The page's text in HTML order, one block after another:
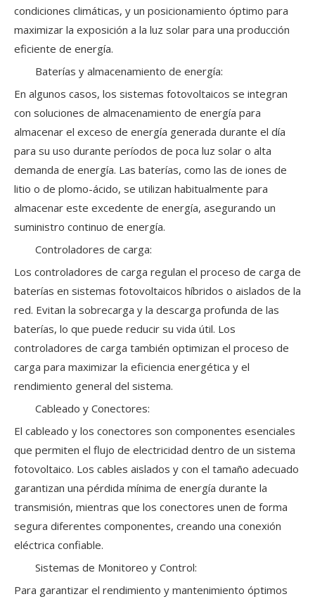
condiciones climáticas, y un posicionamiento óptimo para
maximizar la exposición a la luz solar para una producción
eficiente de energía.
Baterías y almacenamiento de energía:
En algunos casos, los sistemas fotovoltaicos se integran
con soluciones de almacenamiento de energía para
almacenar el exceso de energía generada durante el día
para su uso durante períodos de poca luz solar o alta
demanda de energía. Las baterías, como las de iones de
litio o de plomo-ácido, se utilizan habitualmente para
almacenar este excedente de energía, asegurando un
suministro continuo de energía.
Controladores de carga:
Los controladores de carga regulan el proceso de carga de
baterías en sistemas fotovoltaicos híbridos o aislados de la
red. Evitan la sobrecarga y la descarga profunda de las
baterías, lo que puede reducir su vida útil. Los
controladores de carga también optimizan el proceso de
carga para maximizar la eficiencia energética y el
rendimiento general del sistema.
Cableado y Conectores:
El cableado y los conectores son componentes esenciales
que permiten el flujo de electricidad dentro de un sistema
fotovoltaico. Los cables aislados y con el tamaño adecuado
garantizan una pérdida mínima de energía durante la
transmisión, mientras que los conectores unen de forma
segura diferentes componentes, creando una conexión
eléctrica confiable.
Sistemas de Monitoreo y Control:
Para garantizar el rendimiento y mantenimiento óptimos